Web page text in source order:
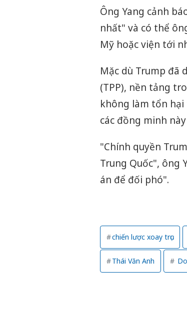
Ông Yang cảnh
nhất" và có thể
Mỹ hoặc viện tới
Mặc dù Trump đã
(TPP), nền tảng
không làm tổn hại
các đồng minh
"Chính quyền
Trung Quốc", ông
án để đối phó".
chiến lược xoay trục
Thái Văn Anh